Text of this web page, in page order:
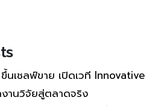
นเชลฟ์ขาย เปิดเวที Innovative
านวิจัยสู่ตลาดจริง